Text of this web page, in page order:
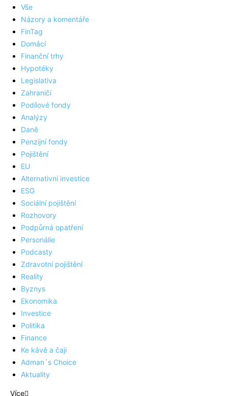
Vše
Názory a komentáře
FinTag
Domácí
Finanční trhy
Hypotéky
Legislativa
Zahraničí
Podílové fondy
Analýzy
Daně
Penzijní fondy
Pojištění
EU
Alternativní investice
ESG
Sociální pojištění
Rozhovory
Podpůrná opatření
Personálie
Podcasty
Zdravotní pojištění
Reality
Byznys
Ekonomika
Investice
Politika
Finance
Ke kávě a čaji
Adman´s Choice
Aktuality
Více